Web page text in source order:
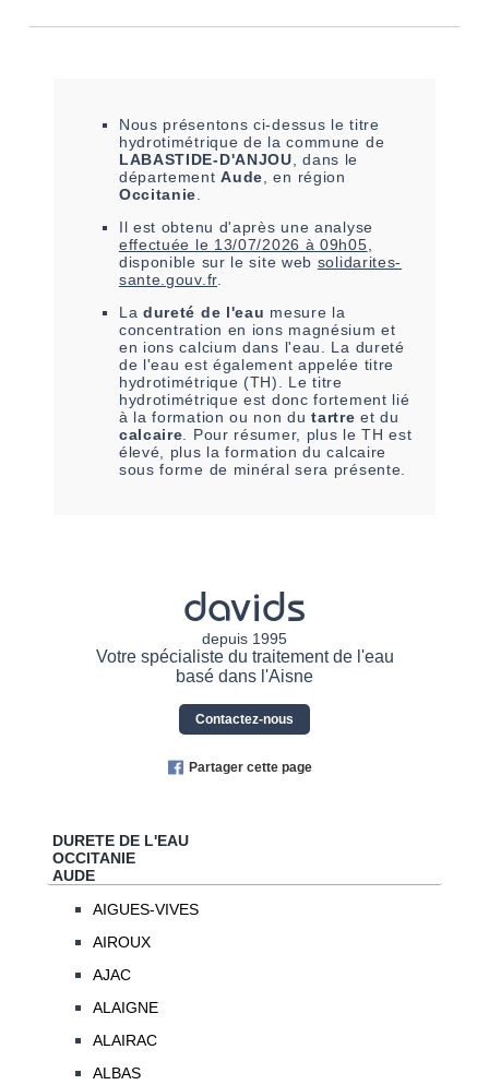
Nous présentons ci-dessus le titre
hydrotimétrique de la commune de
LABASTIDE-D'ANJOU , dans le
départementAude , en région
Occitanie
Il est obtenu d'après une analyse
effectuée le 13/07/2026 à 09h05
disponible sur le site web solidarites-
sante.gouv.fr.
La dureté de l'eau mesure la
concentration en ions magnésium et
en ions calcium dans l'eau. La dureté
de l'eau est également appelée titre
hydrotimétrique (TH). Le titre
hydrotimétrique est donc fortement lié
à la formation ou non dutartre et du
calcaire . Pour résumer, plus le TH est
élevé, plus la formation du calcaire
sous forme de minéral sera présente.
davids
depuis 1995
Votre spécialiste du traitement de l'eau
basé dans l'Aisne
Contactez-nous
Partager cette page
DURETE DE L'EAU
OCCITANIE
AUDE
AIGUES-VIVES
AIROUX
AJAC
ALAIGNE
ALAIRAC
ALBAS